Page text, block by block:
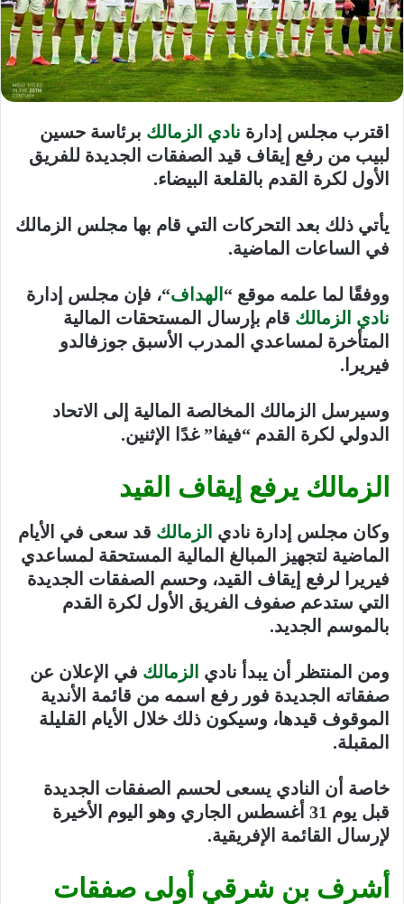
اقترب مجلس إدارة نادي الزمالك برئاسة حسين
لبيب من رفع إيقاف قيد الصفقات الجديدة للفريق
الأول لكرة القدم بالقلعة البيضاء.
يأتي ذلك بعد التحركات التي قام بها مجلس الزمالك
في الساعات الماضية.
ووفقًا لما علمه موقع “ الهداف“، فإن مجلس إدارة
نادي الزمالك قام بإرسال المستحقات المالية
المتأخرة لمساعدي المدرب الأسبق جوزفالدو
فيريرا.
وسيرسل الزمالك المخالصة المالية إلى الاتحاد
الدولي لكرة القدم “فيفا” غدًا الإثنين.
الزمالك يرفع إيقاف القيد
وكان مجلس إدارة نادي الزمالك قد سعى في الأيام
الماضية لتجهيز المبالغ المالية المستحقة لمساعدي
فيريرا لرفع إيقاف القيد، وحسم الصفقات الجديدة
التي ستدعم صفوف الفريق الأول لكرة القدم
بالموسم الجديد.
ومن المنتظر أن يبدأ نادي الزمالك في الإعلان عن
صفقاته الجديدة فور رفع اسمه من قائمة الأندية
الموقوف قيدها، وسيكون ذلك خلال الأيام القليلة
المقبلة.
خاصة أن النادي يسعى لحسم الصفقات الجديدة
قبل يوم 31 أغسطس الجاري وهو اليوم الأخيرة
لإرسال القائمة الإفريقية.
أشرف بن شرقي أولى صفقات